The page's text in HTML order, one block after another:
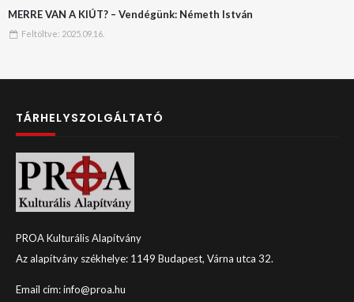
MERRE VAN A KIÚT? – Vendégünk: Németh István
Feltöltve: 2025.09.16.
TÁRHELYSZOLGÁLTATÓ
PROA Kulturális Alapítvány
Az alapítvány székhelye: 1149 Budapest, Várna utca 32.
Email cím: info@proa.hu